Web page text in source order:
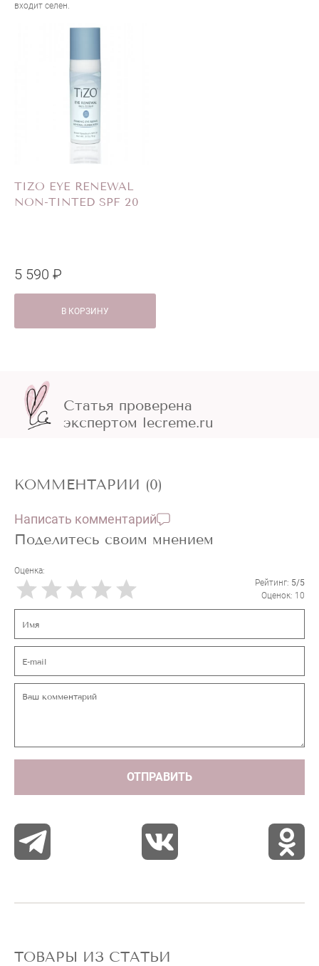
входит селен.
TIZO EYE RENEWAL
NON-TINTED SPF 20
5 590 ₽
В КОРЗИНУ
Статья проверена
экспертом lecreme.ru
КОММЕНТАРИИ (0)
Написать комментарий
Поделитесь своим мнением
Оценка:
Рейтинг: 5/5
Оценок: 10
ТОВАРЫ ИЗ СТАТЬИ